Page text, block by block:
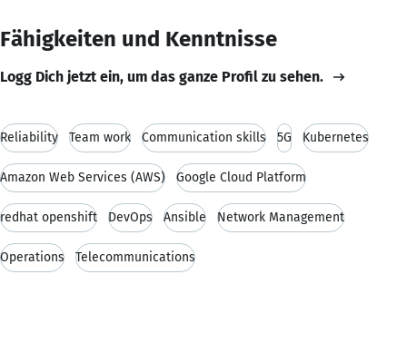
Fähigkeiten und Kenntnisse
Logg Dich jetzt ein, um das ganze Profil zu sehen.
Reliability Team work Communication skills 5G Kubernetes
Amazon Web Services (AWS) Google Cloud Platform
redhat openshift DevOps Ansible Network Management
Operations Telecommunications